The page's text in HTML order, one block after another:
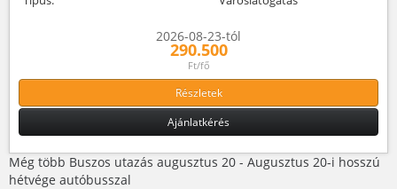
2026-08-23-tól
290.500
Ft/fő
Részletek
Ajánlatkérés
Még több Buszos utazás augusztus 20 - Augusztus 20-i hosszú
hétvége autóbusszal